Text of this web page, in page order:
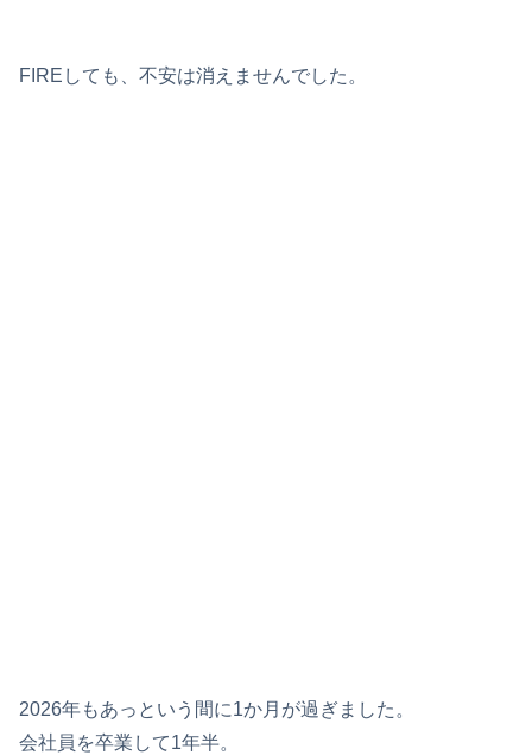
FIREしても、不安は消えませんでした。
2026年もあっという間に1か月が過ぎました。
会社員を卒業して1年半。